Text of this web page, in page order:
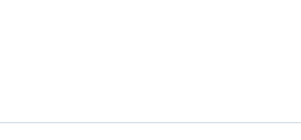
— гарантирует его